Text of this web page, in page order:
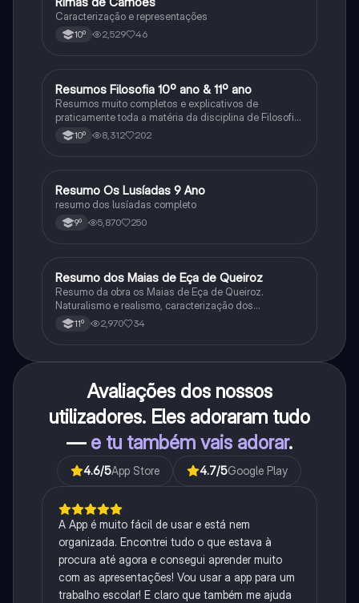
Caracterização e representações
10º 2,529 46
Filosofia
Resumos Filosofia 10º ano & 11º ano
Resumos muito completos e explicativos de
praticamente toda a matéria da disciplina de Filosofia
10º 8,312 202
Português
Resumo Os Lusíadas 9 Ano
resumo dos lusíadas completo
9º 5,870 250
Português
Resumo dos Maias de Eça de Queiroz
Resumo da obra os Maias de Eça de Queiroz.
Naturalismo e realismo, caracterização dos
personagens e contexto histórico.
11º 2,970 34
Avaliações dos nossos
utilizadores. Eles adoraram tudo
— e tu também vais adorar.
4.6/5App Store 4.7/5Google Play
A App é muito fácil de usar e está nem
organizada. Encontrei tudo o que estava à
procura até agora e consegui aprender muito
com as apresentações! Vou usar a app para um
trabalho escolar! E claro que também me ajuda